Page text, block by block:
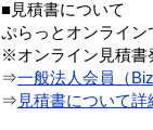
■見積書について
ぷらっとオンライン
※オンライン見積書
⇒一般法人会員（
⇒ 見積書について詳